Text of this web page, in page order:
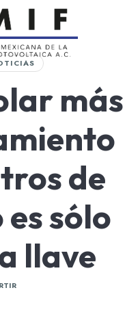
más
de
sólo
llave